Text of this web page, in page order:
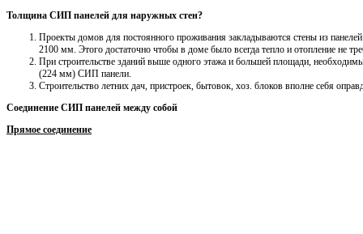
Толщина СИП панелей для наружных стен?
Проекты домов для постоянного проживания закладываются стены из
2100 мм. Этого достаточно чтобы в доме было всегда тепло и отопление не
При строительстве зданий выше одного этажа и большей площади,
(224 мм) СИП панели.
Строительство летних дач, пристроек, бытовок, хоз. блоков вполне себя
Соединение СИП панелей между собой
Прямое соединение